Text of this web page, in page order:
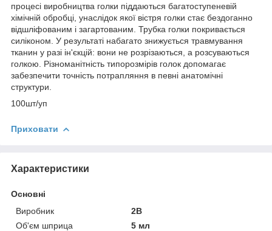
процесі виробництва голки піддаються багатоступеневій
хімічній обробці, унаслідок якої вістря голки стає бездоганно
відшліфованим і загартованим. Трубка голки покривається
силіконом. У результаті набагато знижується травмування
тканин у разі ін'єкцій: вони не розрізаються, а розсуваються
голкою. Різноманітність типорозмірів голок допомагає
забезпечити точність потрапляння в певні анатомічні
структури.
100шт/уп
Приховати
Характеристики
Основні
Виробник
2В
Об'єм шприца
5 мл